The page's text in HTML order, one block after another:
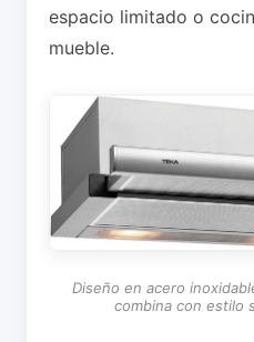
espacio limitado o
mueble.
Diseño en acero
combina con estilo